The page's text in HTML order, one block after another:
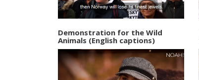
Demonstration for the Wild
Animals (English captions)